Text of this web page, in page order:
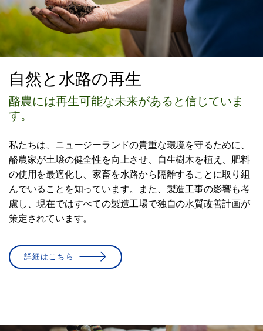
自然と水路の再生
酪農には再生可能な未来があると信じていま
す。
私たちは、ニュージーランドの貴重な環境を守るために、
酪農家が土壌の健全性を向上させ、自生樹木を植え、肥料
の使用を最適化し、家畜を水路から隔離することに取り組
んでいることを知っています。また、製造工事の影響も考
慮し、現在ではすべての製造工場で独自の水質改善計画が
策定されています。
詳細はこちら